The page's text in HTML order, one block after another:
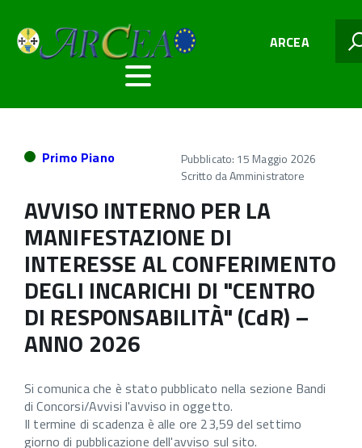
ARCEA
Primo Piano
Pubblicato: 15 Maggio 2026
Scritto daAmministratore
AVVISO INTERNO PER LA
MANIFESTAZIONE DI
INTERESSE AL CONFERIMENTO
DEGLI INCARICHI DI "CENTRO
DI RESPONSABILITÀ" (CdR) –
ANNO 2026
Si comunica che è stato pubblicato nella sezione Bandi
di Concorsi/Avvisi l'avviso in oggetto.
Il termine di scadenza è alle ore 23,59 del settimo
giorno di pubblicazione dell'avviso sul sito.